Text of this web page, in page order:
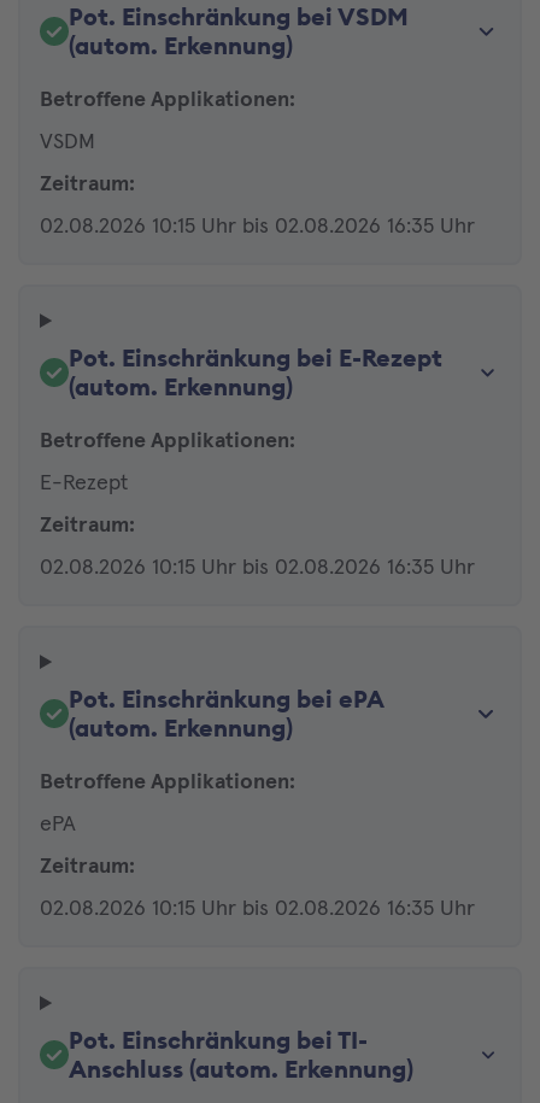
Pot. Einschränkung bei VSDM
(autom. Erkennung)
Betroffene Applikationen:
VSDM
Zeitraum:
02.08.2026 10:15 Uhr bis 02.08.2026 16:35 Uhr
Pot. Einschränkung bei E-Rezept
(autom. Erkennung)
Betroffene Applikationen:
E-Rezept
Zeitraum:
02.08.2026 10:15 Uhr bis 02.08.2026 16:35 Uhr
Pot. Einschränkung bei ePA
(autom. Erkennung)
Betroffene Applikationen:
ePA
Zeitraum:
02.08.2026 10:15 Uhr bis 02.08.2026 16:35 Uhr
Pot. Einschränkung bei TI-
Anschluss (autom. Erkennung)